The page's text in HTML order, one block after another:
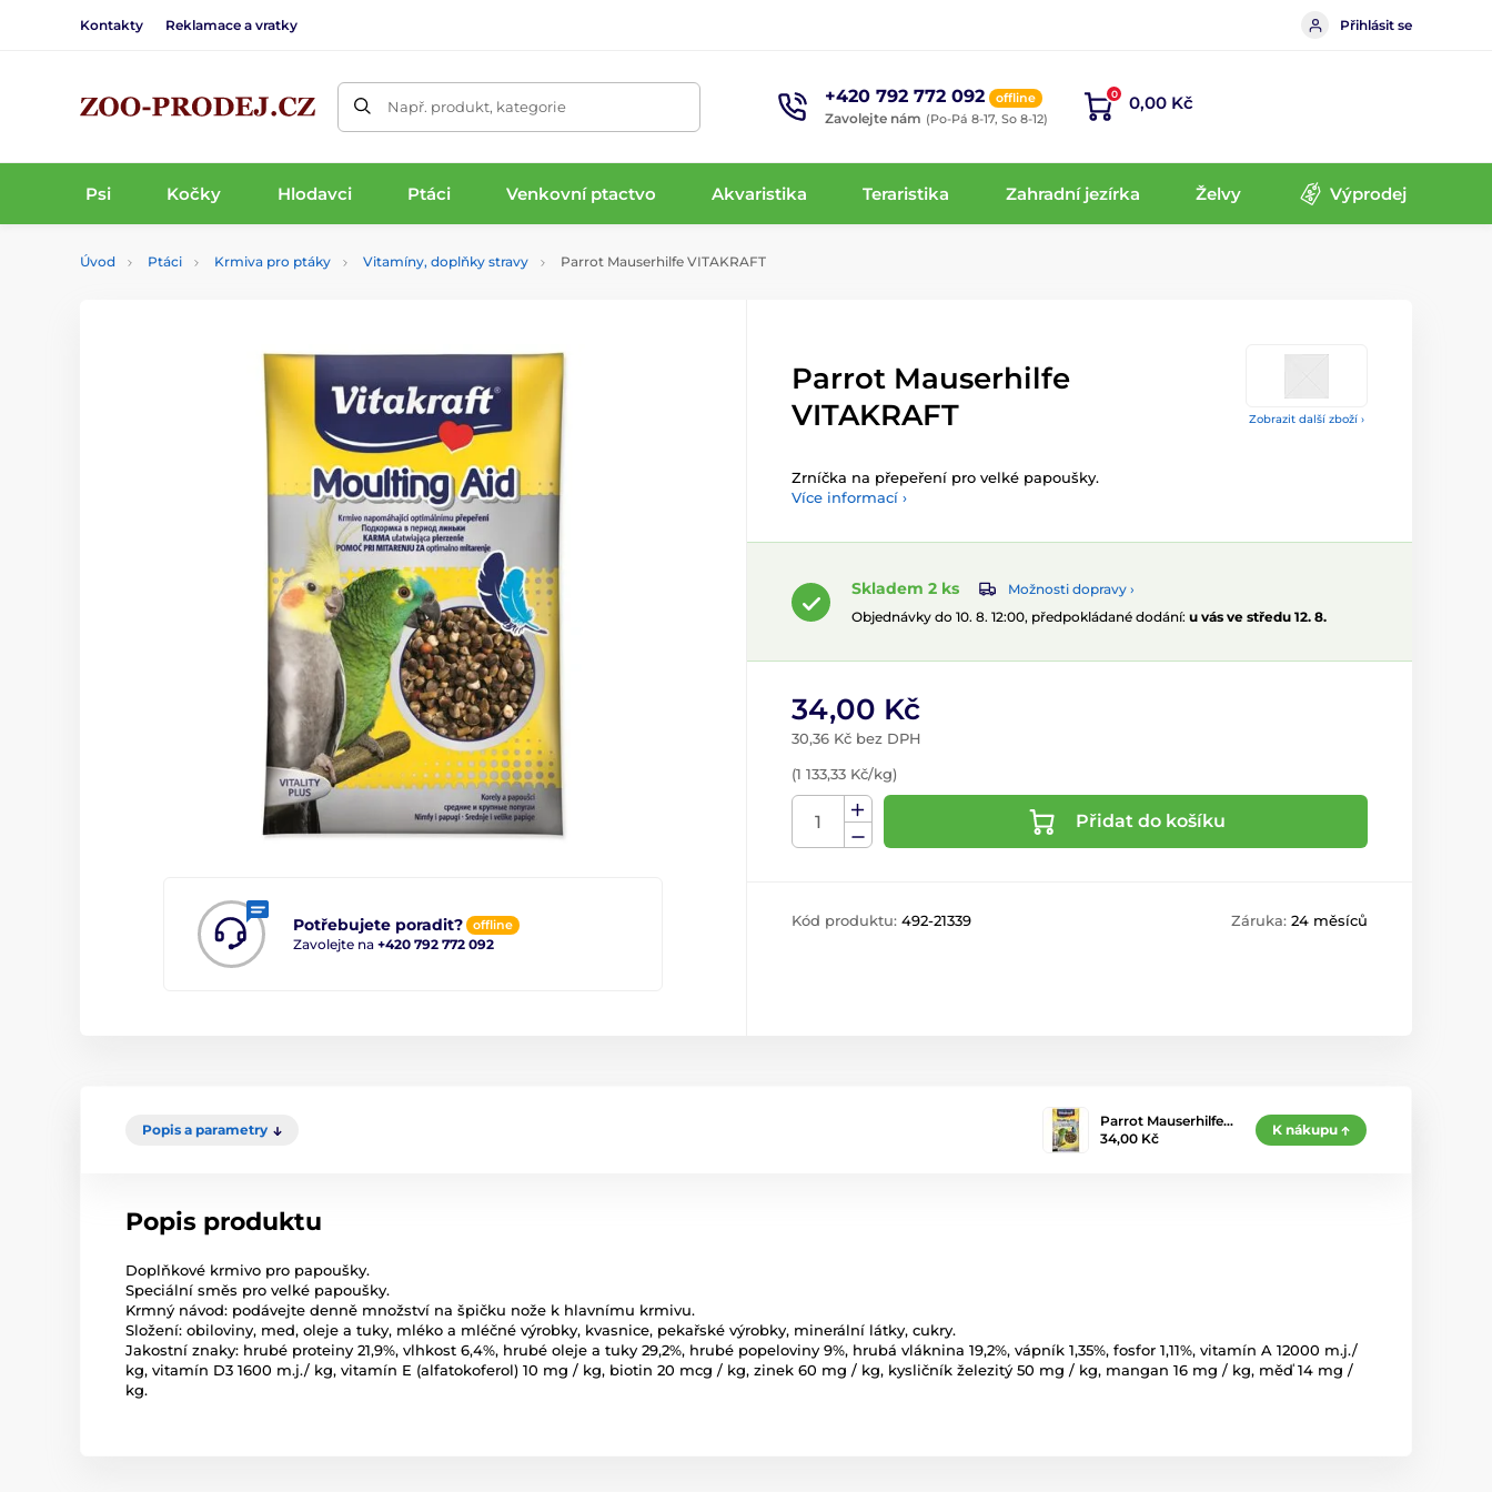
Kontakty Reklamace a vratky Přihlásit se
Např. produkt, kategorie +420 792 772 092 offline
Zavolejte nám (Po-Pá 8-17, So 8-12)
0 0,00 Kč
Psi Kočky Hlodavci Ptáci Venkovní ptactvo Akvaristika Teraristika Zahradní jezírka Želvy Výprodej
Úvod Ptáci Krmiva pro ptáky Vitamíny, doplňky stravy Parrot Mauserhilfe VITAKRAFT
Zobrazit další zboží ›
Potřebujete poradit? offline
Zavolejte na +420 792 772 092
Parrot Mauserhilfe
VITAKRAFT
Zrníčka na přepeření pro velké papoušky.
Více informací ›
Skladem 2 ks
Možnosti dopravy ›
Objednávky do 10. 8. 12:00, předpokládané dodání: u vás ve středu 12. 8.
34,00 Kč
30,36 Kč bez DPH
(1 133,33 Kč/kg)
Přidat do košíku
Kód produktu: 492-21339 Záruka: 24 měsíců
Popis a parametry
Parrot Mauserhilfe…
34,00 Kč
K nákupu
Popis produktu
Doplňkové krmivo pro papoušky.
Speciální směs pro velké papoušky.
Krmný návod: podávejte denně množství na špičku nože k hlavnímu krmivu.
Složení: obiloviny, med, oleje a tuky, mléko a mléčné výrobky, kvasnice, pekařské výrobky, minerální látky, cukry.
Jakostní znaky: hrubé proteiny 21,9%, vlhkost 6,4%, hrubé oleje a tuky 29,2%, hrubé popeloviny 9%, hrubá vláknina 19,2%, vápník 1,35%, fosfor 1,11%, vitamín A 12000 m.j./
kg, vitamín D3 1600 m.j./ kg, vitamín E (alfatokoferol) 10 mg / kg, biotin 20 mcg / kg, zinek 60 mg / kg, kysličník železitý 50 mg / kg, mangan 16 mg / kg, měď 14 mg /
kg.